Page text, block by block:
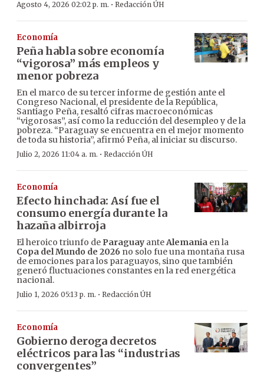
Agosto 4, 2026 02:02 p. m. · Redacción ÚH
Economía
Peña habla sobre economía
“vigorosa” más empleos y
menor pobreza
En el marco de su tercer informe de gestión ante el
Congreso Nacional, el presidente de la República,
Santiago Peña, resaltó cifras macroeconómicas
“vigorosas”, así como la reducción del desempleo y de la
pobreza. “Paraguay se encuentra en el mejor momento
de toda su historia”, afirmó Peña, al iniciar su discurso.
Julio 2, 2026 11:04 a. m. · Redacción ÚH
Economía
Efecto hinchada: Así fue el
consumo energía durante la
hazaña albirroja
El heroico triunfo de Paraguay anteAlemania en la
Copa del Mundo de 2026 no solo fue una montaña rusa
de emociones para los paraguayos, sino que también
generó fluctuaciones constantes en la red energética
nacional.
Julio 1, 2026 05:13 p. m. · Redacción ÚH
Economía
Gobierno deroga decretos
eléctricos para las “industrias
convergentes”